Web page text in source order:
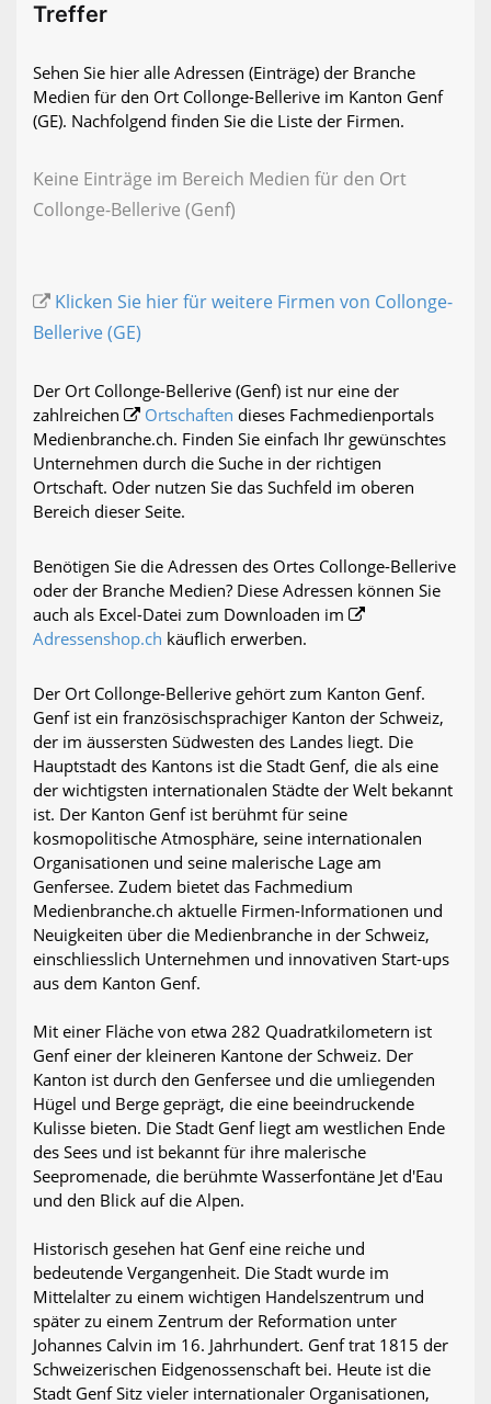
Treffer
Sehen Sie hier alle Adressen (Einträge) der Branche
Medien für den Ort Collonge-Bellerive im Kanton Genf
(GE). Nachfolgend finden Sie die Liste der Firmen.
Keine Einträge im Bereich Medien für den Ort
Collonge-Bellerive (Genf)
Klicken Sie hier für weitere Firmen von Collonge-
Bellerive (GE)
Der Ort Collonge-Bellerive (Genf) ist nur eine der
zahlreichen
Ortschaften dieses Fachmedienportals
Medienbranche.ch. Finden Sie einfach Ihr gewünschtes
Unternehmen durch die Suche in der richtigen
Ortschaft. Oder nutzen Sie das Suchfeld im oberen
Bereich dieser Seite.
Benötigen Sie die Adressen des Ortes Collonge-Bellerive
oder der Branche Medien? Diese Adressen können Sie
auch als Excel-Datei zum Downloaden im
Adressenshop.ch käuflich erwerben.
Der Ort Collonge-Bellerive gehört zum Kanton Genf.
Genf ist ein französischsprachiger Kanton der Schweiz,
der im äussersten Südwesten des Landes liegt. Die
Hauptstadt des Kantons ist die Stadt Genf, die als eine
der wichtigsten internationalen Städte der Welt bekannt
ist. Der Kanton Genf ist berühmt für seine
kosmopolitische Atmosphäre, seine internationalen
Organisationen und seine malerische Lage am
Genfersee. Zudem bietet das Fachmedium
Medienbranche.ch aktuelle Firmen-Informationen und
Neuigkeiten über die Medienbranche in der Schweiz,
einschliesslich Unternehmen und innovativen Start-ups
aus dem Kanton Genf.
Mit einer Fläche von etwa 282 Quadratkilometern ist
Genf einer der kleineren Kantone der Schweiz. Der
Kanton ist durch den Genfersee und die umliegenden
Hügel und Berge geprägt, die eine beeindruckende
Kulisse bieten. Die Stadt Genf liegt am westlichen Ende
des Sees und ist bekannt für ihre malerische
Seepromenade, die berühmte Wasserfontäne Jet d'Eau
und den Blick auf die Alpen.
Historisch gesehen hat Genf eine reiche und
bedeutende Vergangenheit. Die Stadt wurde im
Mittelalter zu einem wichtigen Handelszentrum und
später zu einem Zentrum der Reformation unter
Johannes Calvin im 16. Jahrhundert. Genf trat 1815 der
Schweizerischen Eidgenossenschaft bei. Heute ist die
Stadt Genf Sitz vieler internationaler Organisationen,